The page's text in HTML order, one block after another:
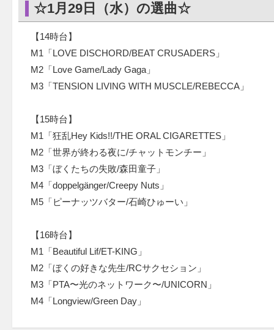
☆1月29日（水）の選曲☆
【14時台】
M1「LOVE DISCHORD/BEAT CRUSADERS」
M2「Love Game/Lady Gaga」
M3「TENSION LIVING WITH MUSCLE/REBECCA」
【15時台】
M1「狂乱Hey Kids!!/THE ORAL CIGARETTES」
M2「世界が終わる夜に/チャットモンチー」
M3「ぼくたちの失敗/森田童子」
M4「doppelgänger/Creepy Nuts」
M5「ピーナッツバター/石崎ひゅーい」
【16時台】
M1「Beautiful Lif/ET-KING」
M2「ぼくの好きな先生/RCサクセション」
M3「PTA〜光のネットワーク〜/UNICORN」
M4「Longview/Green Day」